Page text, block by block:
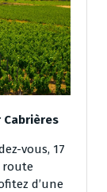
Cabrières
vous, 17
route
d’une